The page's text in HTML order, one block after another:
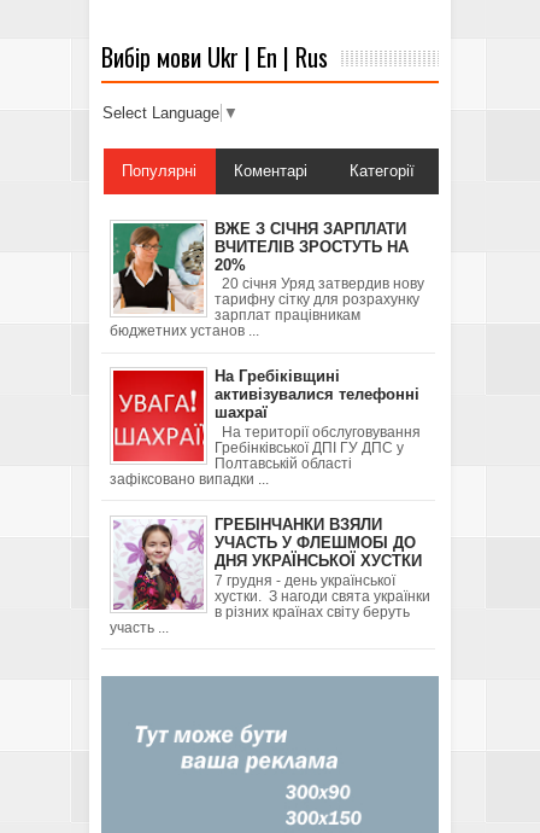
Вибір мови Ukr | En | Rus
Select Language ▼
Популярні Коментарі Категорії
ВЖЕ З СІЧНЯ ЗАРПЛАТИ
ВЧИТЕЛІВ ЗРОСТУТЬ НА
20%
20 січня Уряд затвердив нову
тарифну сітку для розрахунку
зарплат працівникам
бюджетних установ ...
На Гребіківщині
активізувалися телефонні
шахраї
На території обслуговування
Гребінківської ДПІ ГУ ДПС у
Полтавській області
зафіксовано випадки ...
ГРЕБІНЧАНКИ ВЗЯЛИ
УЧАСТЬ У ФЛЕШМОБІ ДО
ДНЯ УКРАЇНСЬКОЇ ХУСТКИ
7 грудня - день української
хустки. З нагоди свята українки
в різних країнах світу беруть
участь ...